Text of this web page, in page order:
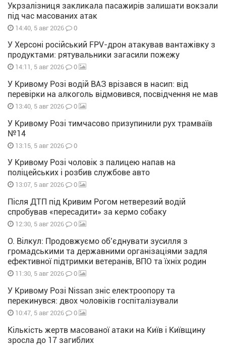
Укрзалізниця закликала пасажирів залишати вокзали
під час масованих атак
14:40, 5 авг 2026 0
У Херсоні російський FPV-дрон атакував вантажівку з
продуктами: рятувальники загасили пожежу
14:11, 5 авг 2026 0
У Кривому Розі водій ВАЗ врізався в насип: від
перевірки на алкоголь відмовився, посвідчення не мав
13:40, 5 авг 2026 0
У Кривому Розі тимчасово призупинили рух трамваїв
№14
13:15, 5 авг 2026 0
У Кривому Розі чоловік з палицею напав на
поліцейських і розбив службове авто
13:07, 5 авг 2026 0
Після ДТП під Кривим Рогом нетверезий водій
спробував «пересадити» за кермо собаку
12:30, 5 авг 2026 0
О. Вілкул: Продовжуємо об’єднувати зусилля з
громадськими та державними організаціями задля
ефективної підтримки ветеранів, ВПО та їхніх родин
11:30, 5 авг 2026 0
У Кривому Розі Nissan зніс електроопору та
перекинувся: двох чоловіків госпіталізували
10:47, 5 авг 2026 0
Кількість жертв масованої атаки на Київ і Київщину
зросла до 17 загиблих